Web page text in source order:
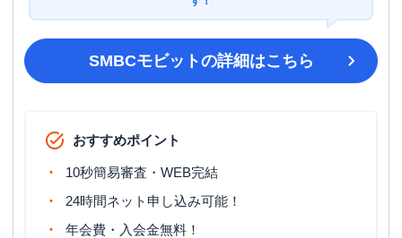
SMBCモビットの詳細はこちら
おすすめポイント
10秒簡易審査・WEB完結
24時間ネット申し込み可能！
年会費・入会金無料！